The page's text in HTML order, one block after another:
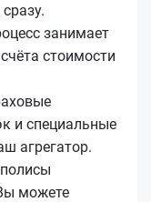
занимает
стоимости
и специальные
агрегатор.
можете